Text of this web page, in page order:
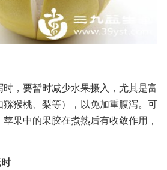
，要暂时减少水果摄入，尤其是富
猴桃、梨等），以免加重腹泻。可
果中的果胶在煮熟后有收敛作用，